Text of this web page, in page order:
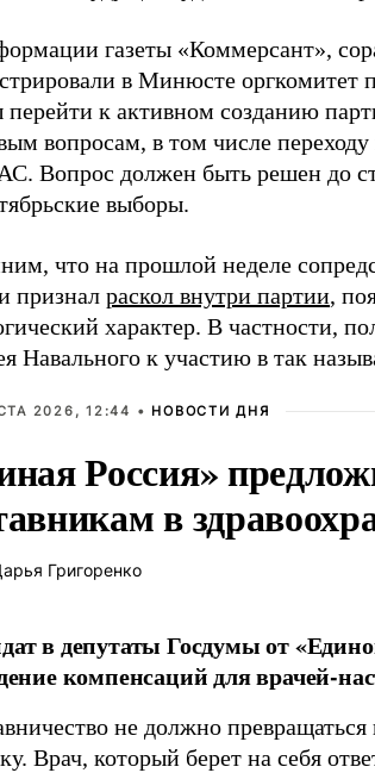
газеты «Коммерсант»,
в Минюсте
перейти к активном созданию
вопросам, в том числе
Вопрос должен быть решен до
выборы.
что на прошлой неделе
признал раскол внутри партии,
характер. В частности,
Навального к участию в так
2026, 12:44 • НОВОСТИ ДНЯ
Россия»
в
Григоренко
в депутаты Госдумы от
компенсаций для врачей-
не должно
Врач, который берет на себя